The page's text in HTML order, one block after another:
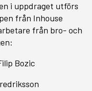
i uppdraget utförs
från Inhouse
från bro- och
Bozic